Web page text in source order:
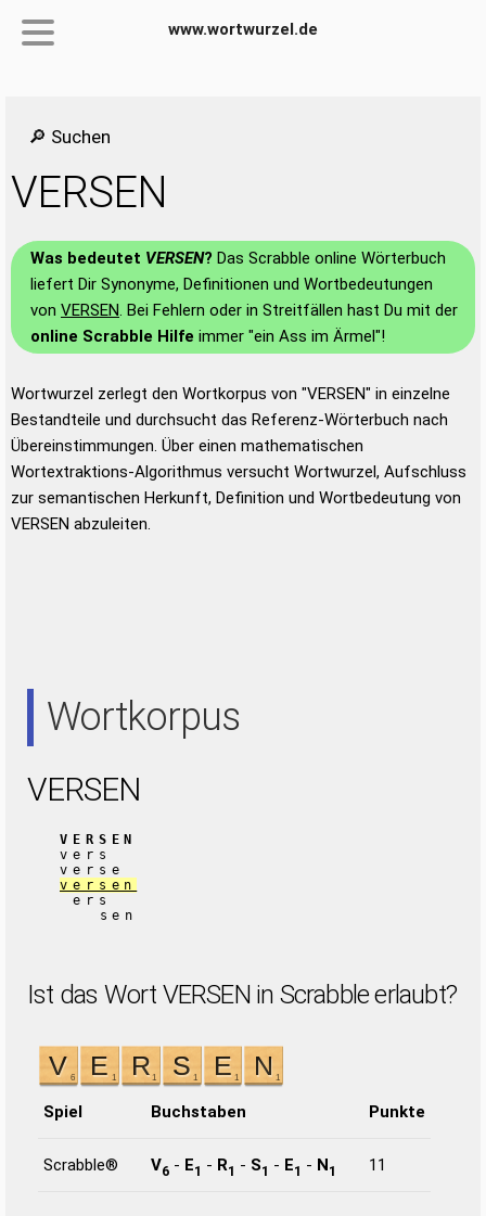
www.wortwurzel.de
🔎 Suchen
VERSEN
Was bedeutet VERSEN? Das Scrabble online Wörterbuch
liefert Dir Synonyme, Definitionen und Wortbedeutungen
von VERSEN. Bei Fehlern oder in Streitfällen hast Du mit der
online Scrabble Hilfe immer "ein Ass im Ärmel"!
Wortwurzel zerlegt den Wortkorpus von "VERSEN" in einzelne
Bestandteile und durchsucht das Referenz-Wörterbuch nach
Übereinstimmungen. Über einen mathematischen
Wortextraktions-Algorithmus versucht Wortwurzel, Aufschluss
zur semantischen Herkunft, Definition und Wortbedeutung von
VERSEN abzuleiten.
Wortkorpus
VERSEN
VERSEN
vers
verse
versen
ers
sen
Ist das Wort VERSEN in Scrabble erlaubt?
Spiel Buchstaben Punkte
Scrabble® V6 - E1 - R1 - S1 - E1 - N1 11